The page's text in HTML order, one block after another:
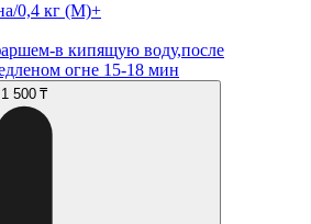
0,4 кг (М)+
в кипящую воду,после
огне 15-18 мин
1 500 ₸